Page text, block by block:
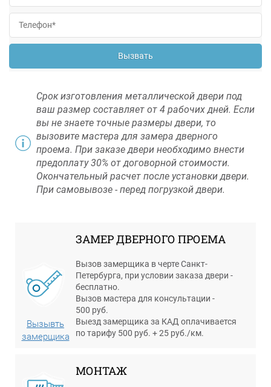
Вызвать
Срок изготовления металлической двери под
ваш размер составляет от 4 рабочих дней. Если
вы не знаете точные размеры двери, то
вызовите мастера для замера дверного
проема. При заказе двери необходимо внести
предоплату 30% от договорной стоимости.
Окончательный расчет после установки двери.
При самовывозе - перед погрузкой двери.
Вызывть
замерщика
ЗАМЕР ДВЕРНОГО ПРОЕМА
Вызов замерщика в черте Санкт-
Петербурга, при условии заказа двери -
бесплатно.
Вызов мастера для консультации -
500 руб.
Выезд замерщика за КАД оплачивается
по тарифу 500 руб. + 25 руб./км.
МОНТАЖ